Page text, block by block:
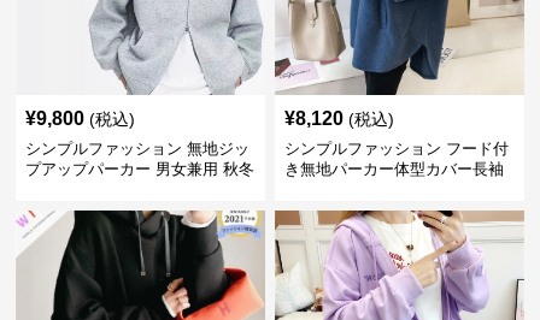
¥9,800 (税込)
シンプルファッション 無地ジッ
プアップパーカー 男女兼用 秋冬
¥8,120 (税込)
シンプルファッション フード付
き無地パーカー体型カバー長袖